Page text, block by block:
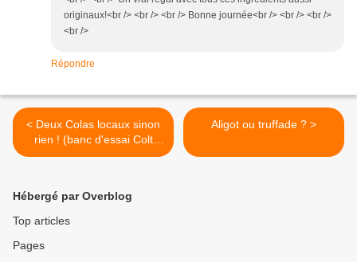
originaux!<br /> <br /> <br /> Bonne journée<br /> <br /> <br />
<br />
Répondre
< Deux Colas locaux sinon
rien ! (banc d'essai Colt
Cola/Auvergnat Cola)
Aligot ou truffade ? >
Hébergé par Overblog
Top articles
Pages